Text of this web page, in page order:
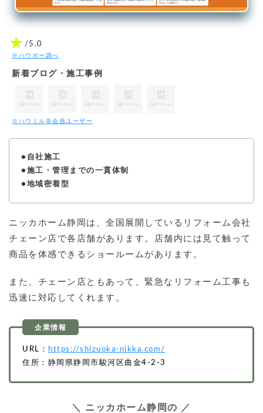
★ /5.0
※ハウボー調べ
新着ブログ・施工事例
※ハウミル非会員ユーザー
●自社施工
●施工・管理までの一貫体制
●地域密着型
ニッカホーム静岡は、全国展開しているリフォーム会社
チェーン店で各店舗があります。店舗内には見て触って
商品を体感できるショールームがあります。
また、チェーン店ともあって、緊急なリフォーム工事も
迅速に対応してくれます。
URL：
https://shizuoka-nikka.com/
住所：静岡県静岡市駿河区曲金4-2-3
＼ ニッカホーム静岡の ／